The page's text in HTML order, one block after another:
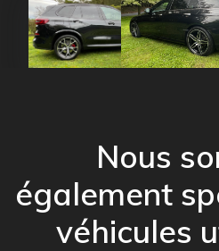
Nous
également
véhicules